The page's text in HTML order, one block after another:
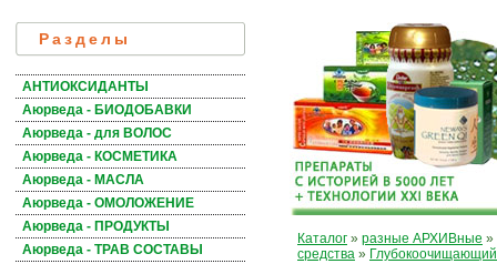
Разделы
АНТИОКСИДАНТЫ
Аюрведа - БИОДОБАВКИ
Аюрведа - для ВОЛОС
Аюрведа - КОСМЕТИКА
Аюрведа - МАСЛА
Аюрведа - ОМОЛОЖЕНИЕ
Аюрведа - ПРОДУКТЫ
Аюрведа - ТРАВ СОСТАВЫ
Каталог » разные АРХИВные »
средства »